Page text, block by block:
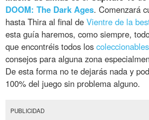
DOOM: The Dark Ages. Comenzará
hasta Thira al final deVientre de la
esta guía haremos, como siempre,
que encontréis todos loscoleccionables
consejos para alguna zona
De esta forma no te dejarás nada y
100% del juego sin problema alguno.
PUBLICIDAD